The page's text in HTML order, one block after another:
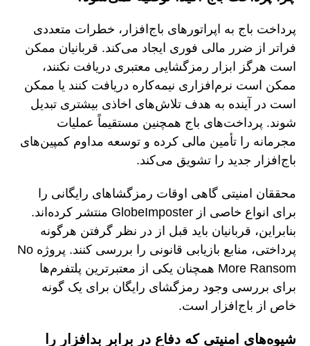
پرداخت باج به اپراتورهای باج‌افزار، خطرات متعددی
فراتر از ضرر مالی فوری ایجاد می‌کند. قربانیان ممکن
است هرگز ابزار رمزگشایی معتبری دریافت نکنند،
ممکن است نرم‌افزاری نیمه‌کاره دریافت کنند یا ممکن
است در آینده به هدف تلاش‌های اخاذی بیشتری تبدیل
شوند. پرداخت‌های باج همچنین مستقیماً عملیات
مجرمانه را تأمین مالی کرده و توسعه مداوم کمپین‌های
باج‌افزار جدید را تشویق می‌کند.
محققان امنیتی گاهی اوقات رمزگشاهای رایگانی را
برای انواع خاصی از GlobeImposter منتشر کرده‌اند.
بنابراین، قربانیان باید قبل از در نظر گرفتن هرگونه
پرداختی، منابع بازیابی قانونی را بررسی کنند. پروژه No
More Ransom همچنان یکی از معتبرترین پلتفرم‌ها
برای بررسی وجود رمزگشای رایگان برای یک گونه
خاص از باج‌افزار است.
شیوه‌های امنیتی که دفاع در برابر بدافزار را